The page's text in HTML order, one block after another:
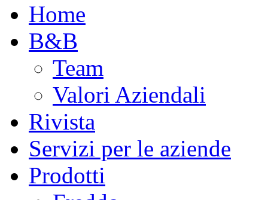
Home
B&B
Team
Valori Aziendali
Rivista
Servizi per le aziende
Prodotti